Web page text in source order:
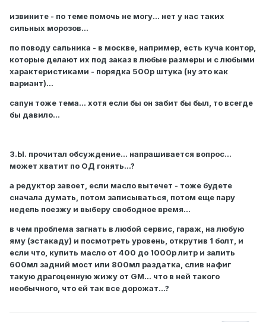
извините - по теме помочь не могу... нет у нас таких
сильных морозов...
по поводу сальника - в москве, например, есть куча контор,
которые делают их под заказ в любые размеры и с любыми
характеристиками - порядка 500р штука (ну это как
вариант)...
сапун тоже тема... хотя если бы он забит бы был, то всегде
бы давило...
З.Ы. прочитал обсуждение... напрашивается вопрос...
может хватит по ОД гонять...?
а редуктор завоет, если масло вытечет - тоже будете
сначала думать, потом записываться, потом еще пару
недель поезжу и выберу свободное время...
в чем проблема загнать в любой сервис, гараж, на любую
яму (эстакаду) и посмотреть уровень, открутив 1 болт, и
если что, купить масло от 400 до 1000р литр и залить
600мл задний мост или 800мл раздатка, слив нафиг
такую драгоценную жижу от GM... что в ней такого
необычного, что ей так все дорожат...?